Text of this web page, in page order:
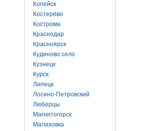
Копейск
Костерёво
Кострома
Краснодар
Красноярск
Кудиново село
Кузнецк
Курск
Липецк
Лосино-Петровский
Люберцы
Магнитогорск
Малаховка